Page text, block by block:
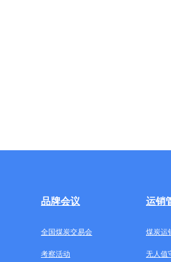
品牌会议 运销
全国煤炭交易会 煤炭运
考察活动 无人值